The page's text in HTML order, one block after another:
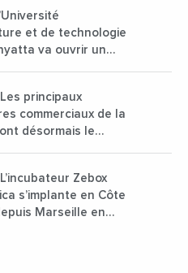
et de technologie
va ouvrir un
de Karen à
janvier 2023
principaux
commerciaux de la
désormais le
Zebox
s’implante en Côte
Marseille en